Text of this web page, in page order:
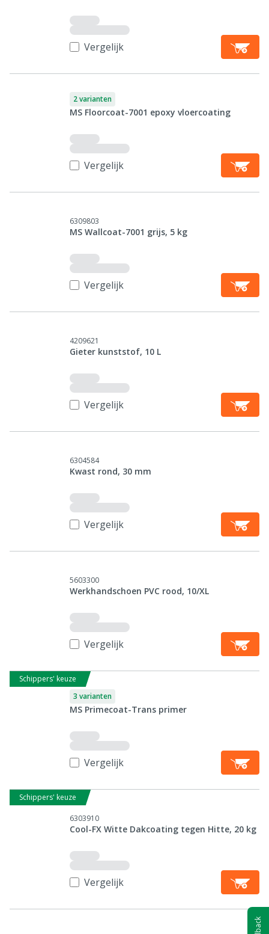
Vergelijk
2 varianten
MS Floorcoat-7001 epoxy vloercoating
Vergelijk
6309803
MS Wallcoat-7001 grijs, 5 kg
Vergelijk
4209621
Gieter kunststof, 10 L
Vergelijk
6304584
Kwast rond, 30 mm
Vergelijk
5603300
Werkhandschoen PVC rood, 10/XL
Vergelijk
Schippers' keuze
3 varianten
MS Primecoat-Trans primer
Vergelijk
Schippers' keuze
6303910
Cool-FX Witte Dakcoating tegen Hitte, 20 kg
Vergelijk